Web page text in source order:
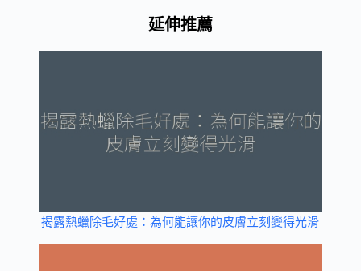
延伸推薦
揭露熱蠟除毛好處：為何能讓你的皮膚立刻變得光滑